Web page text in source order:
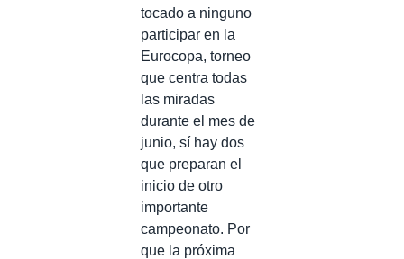
tocado a ninguno
participar en la
Eurocopa, torneo
que centra todas
las miradas
durante el mes de
junio, sí hay dos
que preparan el
inicio de otro
importante
campeonato. Por
que la próxima